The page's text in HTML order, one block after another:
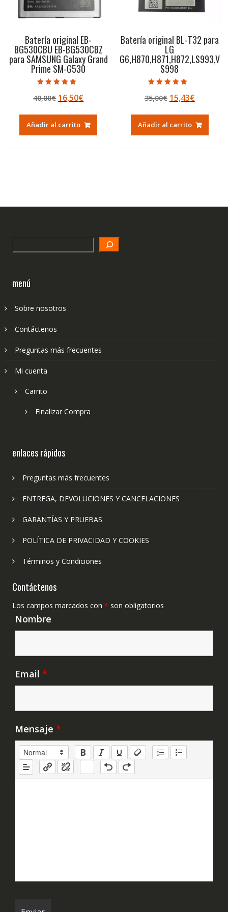
Batería original EB-
BG530CBU EB-BG530CBZ
para SAMSUNG Galaxy Grand
Prime SM-G530
5.00
de 5
40,00€ El
original
era:
16,50€El
actual
es:
Añadir al carrito
Batería original BL-T32 para
LG
G6,H870,H871,H872,LS993,V
S998
4.50
de 5
35,00€ El
original
era:
15,43€El
actual
es:
Añadir al carrito
menú
Sobre nosotros
Contáctenos
Preguntas más frecuentes
Mi cuenta
Carrito
Finalizar Compra
enlaces rápidos
Preguntas más frecuentes
ENTREGA, DEVOLUCIONES Y CANCELACIONES
GARANTÍAS Y PRUEBAS
POLÍTICA DE PRIVACIDAD Y COOKIES
Términos y Condiciones
Contáctenos
Los campos marcados con * son obligatorios
Nombre
Email *
Mensaje *